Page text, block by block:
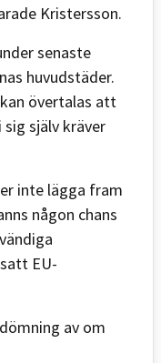
Kristersson.
senaste
huvudstäder.
övertalas att
själv kräver
inte lägga fram
någon chans
EU-
av om